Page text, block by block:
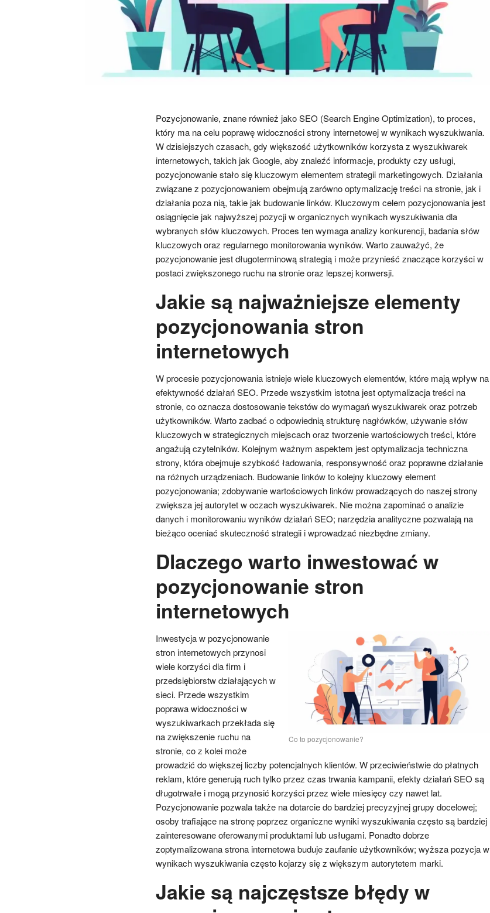
Pozycjonowanie, znane również jako SEO (Search Engine Optimization), to proces,
który ma na celu poprawę widoczności strony internetowej w wynikach wyszukiwania.
W dzisiejszych czasach, gdy większość użytkowników korzysta z wyszukiwarek
internetowych, takich jak Google, aby znaleźć informacje, produkty czy usługi,
pozycjonowanie stało się kluczowym elementem strategii marketingowych. Działania
związane z pozycjonowaniem obejmują zarówno optymalizację treści na stronie, jak i
działania poza nią, takie jak budowanie linków. Kluczowym celem pozycjonowania jest
osiągnięcie jak najwyższej pozycji w organicznych wynikach wyszukiwania dla
wybranych słów kluczowych. Proces ten wymaga analizy konkurencji, badania słów
kluczowych oraz regularnego monitorowania wyników. Warto zauważyć, że
pozycjonowanie jest długoterminową strategią i może przynieść znaczące korzyści w
postaci zwiększonego ruchu na stronie oraz lepszej konwersji.
Jakie są najważniejsze elementy
pozycjonowania stron
internetowych
W procesie pozycjonowania istnieje wiele kluczowych elementów, które mają wpływ na
efektywność działań SEO. Przede wszystkim istotna jest optymalizacja treści na
stronie, co oznacza dostosowanie tekstów do wymagań wyszukiwarek oraz potrzeb
użytkowników. Warto zadbać o odpowiednią strukturę nagłówków, używanie słów
kluczowych w strategicznych miejscach oraz tworzenie wartościowych treści, które
angażują czytelników. Kolejnym ważnym aspektem jest optymalizacja techniczna
strony, która obejmuje szybkość ładowania, responsywność oraz poprawne działanie
na różnych urządzeniach. Budowanie linków to kolejny kluczowy element
pozycjonowania; zdobywanie wartościowych linków prowadzących do naszej strony
zwiększa jej autorytet w oczach wyszukiwarek. Nie można zapominać o analizie
danych i monitorowaniu wyników działań SEO; narzędzia analityczne pozwalają na
bieżąco oceniać skuteczność strategii i wprowadzać niezbędne zmiany.
Dlaczego warto inwestować w
pozycjonowanie stron
internetowych
Co to pozycjonowanie?
Inwestycja w pozycjonowanie
stron internetowych przynosi
wiele korzyści dla firm i
przedsiębiorstw działających w
sieci. Przede wszystkim
poprawa widoczności w
wyszukiwarkach przekłada się
na zwiększenie ruchu na
stronie, co z kolei może
prowadzić do większej liczby potencjalnych klientów. W przeciwieństwie do płatnych
reklam, które generują ruch tylko przez czas trwania kampanii, efekty działań SEO są
długotrwałe i mogą przynosić korzyści przez wiele miesięcy czy nawet lat.
Pozycjonowanie pozwala także na dotarcie do bardziej precyzyjnej grupy docelowej;
osoby trafiające na stronę poprzez organiczne wyniki wyszukiwania często są bardziej
zainteresowane oferowanymi produktami lub usługami. Ponadto dobrze
zoptymalizowana strona internetowa buduje zaufanie użytkowników; wyższa pozycja w
wynikach wyszukiwania często kojarzy się z większym autorytetem marki.
Jakie są najczęstsze błędy w